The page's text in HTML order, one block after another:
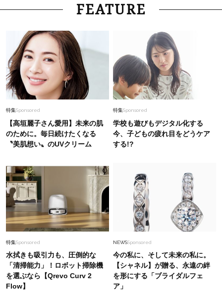
FEATURE
特集Sponsored
【高垣麗子さん愛用】未来の肌
のために。毎日続けたくなる
〝美肌想い〟のUVクリーム
特集Sponsored
学校も遊びもデジタル化する
今、子どもの疲れ目をどうケア
する!?
特集Sponsored
水拭きも吸引力も、圧倒的な
「清掃能力」！ロボット掃除機
を選ぶなら【Qrevo Curv 2
Flow】
NEWSSponsored
今の私に、そして未来の私に。
【シャネル】が贈る、永遠の絆
を形にする「ブライダルフェ
ア」